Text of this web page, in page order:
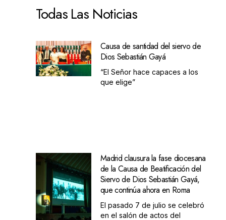
Todas Las Noticias
Causa de santidad del siervo de
Dios Sebastián Gayá
“El Señor hace capaces a los
que elige”
Madrid clausura la fase diocesana
de la Causa de Beatificación del
Siervo de Dios Sebastián Gayá,
que continúa ahora en Roma
El pasado 7 de julio se celebró
en el salón de actos del